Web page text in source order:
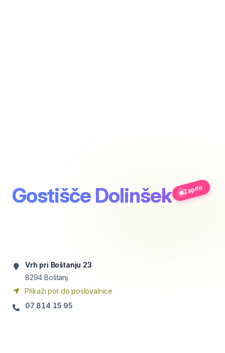
Gostišče Dolinšek Zaprto
Vrh pri Boštanju 23
8294 Boštanj
Prikaži pot do poslovalnice
07 814 15 95